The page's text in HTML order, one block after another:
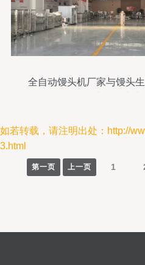
全自动馒头机厂家与馒头
如若转载，请注明出处：http://
3.html
第一页 上一页 1